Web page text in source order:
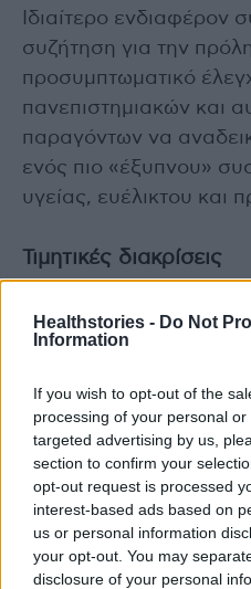
Healthstories - Do Not
Information
If you wish to opt-out of the
processing of your personal
targeted advertising by us,
section to confirm your
opt-out request is processed
interest-based ads based on
us or personal information
your opt-out. You may
disclosure of your personal
Ιδιαίτερο ενδιαφέρον
συζήτηση για την
προσυμπτωματικό
πανεπιστημιακών και
παραγόντων να
ενός πιο «έξυπνου»
υγείας, ευέλικτου και
Τιμητικές διακρίσεις
βραβεύσεις
Μητροπολίτη
Μαρτίνο και στον
έκλεισε με
Δήμου Ιωαννιτών, που
τοπικό χρώμα και
Διαβάστε επίσης